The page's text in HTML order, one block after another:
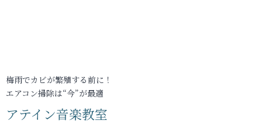
梅雨でカビが繁殖する前に！
エアコン掃除は“今”が最適
アテイン音楽教室